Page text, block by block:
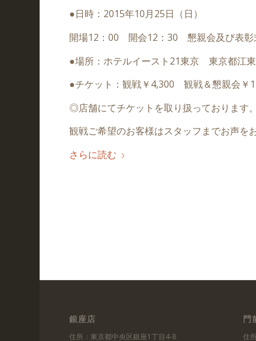
●日時：2015年10月25日（日）
開場12：00 開会12：30 懇親会及び表彰
●場所：ホテルイースト21東京 東京都江
●チケット：観戦￥4,300 観戦＆懇親会￥
◎店舗にてチケットを取り扱っております。
観戦ご希望のお客様はスタッフまでお声を
さらに読む
銀座店
住所：東京都中央区銀座1丁目4-8
門
住